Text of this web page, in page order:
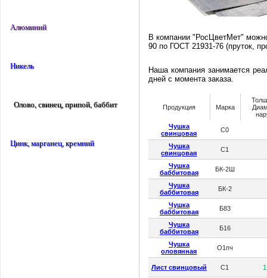
Алюминий
Никель
Олово, свинец, припой, баббит
Цинк, марганец, кремний
В компании "РосЦветМет"
90 по ГОСТ 21931-76 (пруток,
Наша компания занимается
дней с момента заказа.
Продукция Марка
Чушка
свинцовая
С0
Чушка
свинцовая
С1
Чушка
баббитовая
БК-2Ш
Чушка
баббитовая
БК-2
Чушка
баббитовая
Б83
Чушка
баббитовая
Б16
Чушка
оловянная
О1пч
Лист свинцовый С1 1